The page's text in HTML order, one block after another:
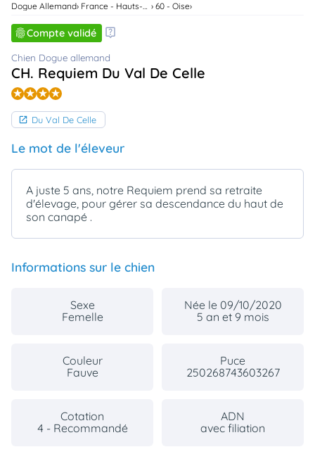
Connexion
Dogue Allemand 60 - Oise
Compte validé
Chien Dogue allemand
CH. Requiem Du Val De Celle
Du Val De Celle
Le mot de l'éleveur
A juste 5 ans, notre Requiem prend sa retraite
d'élevage, pour gérer sa descendance du haut de
son canapé .
Informations sur le chien
Sexe
Femelle
Née le 09/10/2020
5 an et 9 mois
Couleur
Fauve
Puce
250268743603267
Cotation
4 - Recommandé
ADN
avec filiation